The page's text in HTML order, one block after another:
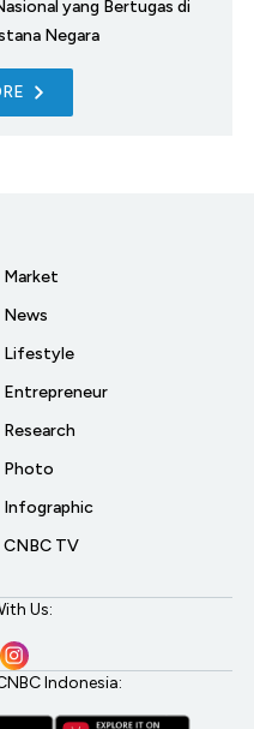
yang Bertugas di
Negara
Market
News
Lifestyle
Entrepreneur
Research
Photo
Infographic
CNBC TV
Us:
Indonesia: